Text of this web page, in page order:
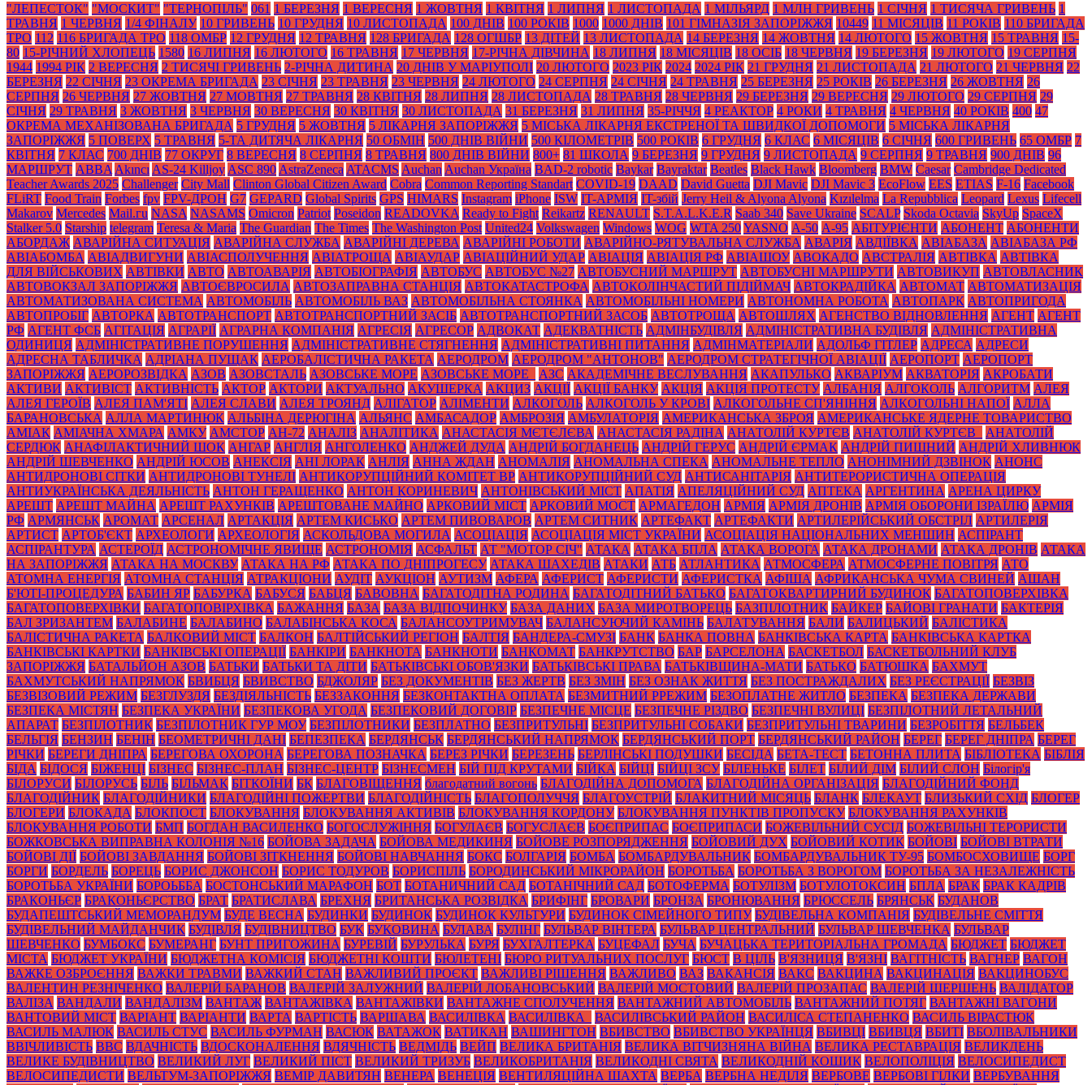
"ЛЕПЕСТОК" "МОСКИТ" "ТЕРНОПІЛЬ" 061 1 БЕРЕЗНЯ 1 ВЕРЕСНЯ 1 ЖОВТНЯ 1 КВІТНЯ 1 ЛИПНЯ 1 ЛИСТОПАДА 1 МІЛЬЯРД 1 МЛН ГРИВЕНЬ 1 СІЧНЯ 1 ТИСЯЧА ГРИВЕНЬ 1
ТРАВНЯ 1 ЧЕРВНЯ 1/4 ФІНАЛУ 10 ГРИВЕНЬ 10 ГРУДНЯ 10 ЛИСТОПАДА 100 ДНІВ 100 РОКІВ 1000 1000 ДНІВ 101 ГІМНАЗІЯ ЗАПОРІЖЖЯ 10449 11 МІСЯЦІВ 11 РОКІВ 110 БРИГАДА
ТРО 112 116 БРИГАДА ТРО 118 ОМБР 12 ГРУДНЯ 12 ТРАВНЯ 128 БРИГАДА 128 ОГШБР 13 ДІТЕЙ 13 ЛИСТОПАДА 14 БЕРЕЗНЯ 14 ЖОВТНЯ 14 ЛЮТОГО 15 ЖОВТНЯ 15 ТРАВНЯ 15-
80 15-РІЧНИЙ ХЛОПЕЦЬ 1580 16 ЛИПНЯ 16 ЛЮТОГО 16 ТРАВНЯ 17 ЧЕРВНЯ 17-РІЧНА ДІВЧИНА 18 ЛИПНЯ 18 МІСЯЦІВ 18 ОСІБ 18 ЧЕРВНЯ 19 БЕРЕЗНЯ 19 ЛЮТОГО 19 СЕРПНЯ
1944 1994 РІК 2 ВЕРЕСНЯ 2 ТИСЯЧІ ГРИВЕНЬ 2-РІЧНА ДИТИНА 20 ДНІВ У МАРІУПОЛІ 20 ЛЮТОГО 2023 РІК 2024 2024 РІК 21 ГРУДНЯ 21 ЛИСТОПАДА 21 ЛЮТОГО 21 ЧЕРВНЯ 22
БЕРЕЗНЯ 22 СІЧНЯ 23 ОКРЕМА БРИГАДА 23 СІЧНЯ 23 ТРАВНЯ 23 ЧЕРВНЯ 24 ЛЮТОГО 24 СЕРПНЯ 24 СІЧНЯ 24 ТРАВНЯ 25 БЕРЕЗНЯ 25 РОКІВ 26 БЕРЕЗНЯ 26 ЖОВТНЯ 26
СЕРПНЯ 26 ЧЕРВНЯ 27 ЖОВТНЯ 27 МОВТНЯ 27 ТРАВНЯ 28 КВІТНЯ 28 ЛИПНЯ 28 ЛИСТОПАДА 28 ТРАВНЯ 28 ЧЕРВНЯ 29 БЕРЕЗНЯ 29 ВЕРЕСНЯ 29 ЛЮТОГО 29 СЕРПНЯ 29
СІЧНЯ 29 ТРАВНЯ 3 ЖОВТНЯ 3 ЧЕРВНЯ 30 ВЕРЕСНЯ 30 КВІТНЯ 30 ЛИСТОПАДА 31 БЕРЕЗНЯ 31 ЛИПНЯ 35-РІЧЧЯ 4 РЕАКТОР 4 РОКИ 4 ТРАВНЯ 4 ЧЕРВНЯ 40 РОКІВ 400 47
ОКРЕМА МЕХАНІЗОВАНА БРИГАДА 5 ГРУДНЯ 5 ЖОВТНЯ 5 ЛІКАРНЯ ЗАПОРІЖЖЯ 5 МІСЬКА ЛІКАРНЯ ЕКСТРЕНОЇ ТА ШВИДКОЇ ДОПОМОГИ 5 МІСЬКА ЛІКАРНЯ
ЗАПОРІЖЖЯ 5 ПОВЕРХ 5 ТРАВНЯ 5-ТА ДИТЯЧА ЛІКАРНЯ 50 ОБМІН 500 ДНІВ ВІЙНИ 500 КІЛОМЕТРІВ 500 РОКІВ 6 ГРУДНЯ 6 КЛАС 6 МІСЯЦІВ 6 СІЧНЯ 600 ГРИВЕНЬ 65 ОМБР 7
КВІТНЯ 7 КЛАС 700 ДНІВ 77 ОКРУГ 8 ВЕРЕСНЯ 8 СЕРПНЯ 8 ТРАВНЯ 800 ДНІВ ВІЙНИ 800+ 81 ШКОЛА 9 БЕРЕЗНЯ 9 ГРУДНЯ 9 ЛИСТОПАДА 9 СЕРПНЯ 9 ТРАВНЯ 900 ДНІВ 96
МАРШРУТ ABBA Akıncı AS-24 Killjoy ASC 890 AstraZeneca ATACMS Auchan Auchan Україна BAD-2 robotic Baykar Bayraktar Beatles Black Нawk Bloomberg BMW Caesar Cambridge Dedicated
Teacher Awards 2025 Challenger City Mall Clinton Global Citizen Award Cobra Common Reporting Standart COVID-19 DAAD David Guetta DJI Mavic DJI Mavic 3 EcoFlow EES ETIAS F-16 Facebook
FLiRT Food Train Forbes fpv FPV-ДРОН G7 GEPARD Global Spirits GPS HIMARS Instagram iPhone ISW IT-АРМІЯ IT-збій Jerry Heil & Alyona Alyona Kızılelma La Repubblica Leopard Lexus Lifecell
Makarov Mercedes Mаil.гu NASA NASAMS Omicron Patriot Poseidon READOVKA Ready to Fight Reikartz RENAULT S.T.A.L.K.E.R Saab 340 Save Ukraine SCALP Skoda Octavia SkyUp SpaceX
Stalker 5.0 Starship telegram Teresa & Maria The Guardian The Times The Washington Post United24 Volkswagen Windows WOG WTA 250YASNO А-50 А-95 АБІТУРІЄНТИ АБОНЕНТ АБОНЕНТИ
АБОРДАЖ АВАРІЙНА СИТУАЦІЯ АВАРІЙНА СЛУЖБА АВАРІЙНІ ДЕРЕВА АВАРІЙНІ РОБОТИ АВАРІЙНО-РЯТУВАЛЬНА СЛУЖБА АВАРІЯ АВДІЇВКА АВІАБАЗА АВІАБАЗА РФ
АВІАБОМБА АВІАДВИГУНИ АВІАСПОЛУЧЕННЯ АВІАТРОЩА АВІАУДАР АВІАЦІЙНИЙ УДАР АВІАЦІЯ АВІАЦІЯ РФ АВІАШОУ АВОКАДО АВСТРАЛІЯ АВТІВКА АВТІВКА
ДЛЯ ВІЙСЬКОВИХ АВТІВКИ АВТО АВТОАВАРІЯ АВТОБІОГРАФІЯ АВТОБУС АВТОБУС №27 АВТОБУСНИЙ МАРШРУТ АВТОБУСНІ МАРШРУТИ АВТОВИКУП АВТОВЛАСНИК
АВТОВОКЗАЛ ЗАПОРІЖЖЯ АВТОЄВРОСИЛА АВТОЗАПРАВНА СТАНЦІЯ АВТОКАТАСТРОФА АВТОКОЛІНЧАСТИЙ ПІДІЙМАЧ АВТОКРАДІЙКА АВТОМАТ АВТОМАТИЗАЦІЯ
АВТОМАТИЗОВАНА СИСТЕМА АВТОМОБІЛЬ АВТОМОБІЛЬ ВАЗ АВТОМОБІЛЬНА СТОЯНКА АВТОМОБІЛЬНІ НОМЕРИ АВТОНОМНА РОБОТА АВТОПАРК АВТОПРИГОДА
АВТОПРОБІГ АВТОРКА АВТОТРАНСПОРТ АВТОТРАНСПОРТНИЙ ЗАСІБ АВТОТРАНСПОРТНИЙ ЗАСОБ АВТОТРОЩА АВТОШЛЯХ АГЕНСТВО ВІДНОВЛЕННЯ АГЕНТ АГЕНТ
РФ АГЕНТ ФСБ АГІТАЦІЯ АГРАРІЇ АГРАРНА КОМПАНІЯ АГРЕСІЯ АГРЕСОР АДВОКАТ АДЕКВАТНІСТЬ АДМІНБУДІВЛЯ АДМІНІСТРАТИВНА БУДІВЛЯ АДМІНІСТРАТИВНА
ОДИНИЦЯ АДМІНІСТРАТИВНЕ ПОРУШЕННЯ АДМІНІСТРАТИВНЕ СТЯГНЕННЯ АДМІНІСТРАТИВНІ ПИТАННЯ АДМІНМАТЕРІАЛИ АДОЛЬФ ГІТЛЕР АДРЕСА АДРЕСИ
АДРЕСНА ТАБЛИЧКА АДРІАНА ПУЩАК АЕРОБАЛІСТИЧНА РАКЕТА АЕРОДРОМ АЕРОДРОМ "АНТОНОВ" АЕРОДРОМ СТРАТЕГІЧНОЇ АВІАЦІЇ АЕРОПОРТ АЕРОПОРТ
ЗАПОРІЖЖЯ АЕРОРОЗВІДКА АЗОВ АЗОВСТАЛЬ АЗОВСЬКЕ МОРЕ АЗОВСЬКЕ МОРЕ_ АЗС АКАДЕМІЧНЕ ВЕСЛУВАННЯ АКАПУЛЬКО АКВАРІУМ АКВАТОРІЯ АКРОБАТИ
АКТИВИ АКТИВІСТ АКТИВНІСТЬ АКТОР АКТОРИ АКТУАЛЬНО АКУШЕРКА АКЦИЗ АКЦІЇ АКЦІЇ БАНКУ АКЦІЯ АКЦІЯ ПРОТЕСТУ АЛБАНІЯ АЛГОКОЛЬ АЛГОРИТМ АЛЕЯ
АЛЕЯ ГЕРОЇВ АЛЕЯ ПАМ'ЯТІ АЛЕЯ СЛАВИ АЛЕЯ ТРОЯНД АЛІГАТОР АЛІМЕНТИ АЛКОГОЛЬ АЛКОГОЛЬ У КРОВІ АЛКОГОЛЬНЕ СП'ЯНІННЯ АЛКОГОЛЬНІ НАПОЇ АЛЛА
БАРАНОВСЬКА АЛЛА МАРТИНЮК АЛЬБІНА ДЕРЮГІНА АЛЬЯНС АМБАСАДОР АМБРОЗІЯ АМБУЛАТОРІЯ АМЕРИКАНСЬКА ЗБРОЯ АМЕРИКАНСЬКЕ ЯДЕРНЕ ТОВАРИСТВО
АМІАК АМІАЧНА ХМАРА АМКУ АМСТОР АН-72 АНАЛІЗ АНАЛІТИКА АНАСТАСІЯ МЄТЄЛЄВА АНАСТАСІЯ РАДІНА АНАТОЛІЙ КУРТЄВ АНАТОЛІЙ КУРТЄВ_
АНАТОЛІЙ
СЕРДЮК АНАФІЛАКТИЧНИЙ ШОК АНГАР АНГЛІЯ АНГОЛЕНКО АНДЖЕЙ ДУДА АНДРІЙ БОГДАНЕЦЬ АНДРІЙ ГЕРУС АНДРІЙ ЄРМАК АНДРІЙ ПИШНИЙ АНДРІЙ ХЛИВНЮК
АНДРІЙ ШЕВЧЕНКО АНДРІЙ ЮСОВ АНЕКСІЯ АНІ ЛОРАК АНЛІЯ АННА ЖДАН АНОМАЛІЯ АНОМАЛЬНА СПЕКА АНОМАЛЬНЕ ТЕПЛО АНОНІМНИЙ ДЗВІНОК АНОНС
АНТИДРОНОВІ СІТКИ АНТИДРОНОВІ ТУНЕЛІ АНТИКОРУПЦІЙНИЙ КОМІТЕТ ВР АНТИКОРУПЦІЙНИЙ СУД АНТИСАНІТАРІЯ АНТИТЕРОРИСТИЧНА ОПЕРАЦІЯ
АНТИУКРАЇНСЬКА ДЕЯЛЬНІСТЬ АНТОН ГЕРАЩЕНКО АНТОН КОРИНЕВИЧ АНТОНІВСЬКИЙ МІСТ АПАТІЯ АПЕЛЯЦІЙНИЙ СУД АПТЕКА АРГЕНТИНА АРЕНА ЦИРКУ
АРЕШТ АРЕШТ МАЙНА АРЕШТ РАХУНКІВ АРЕШТОВАНЕ МАЙНО АРКОВИЙ МІСТ АРКОВИЙ МОСТ АРМАГЕДОН АРМІЯ АРМІЯ ДРОНІВ АРМІЯ ОБОРОНИ ІЗРАЇЛЮ АРМІЯ
РФ АРМЯНСЬК АРОМАТ АРСЕНАЛ АРТАКЦІЯ АРТЕМ КИСЬКО АРТЕМ ПИВОВАРОВ АРТЕМ СИТНИК АРТЕФАКТ АРТЕФАКТИ АРТИЛЕРІЙСЬКИЙ ОБСТРІЛ АРТИЛЕРІЯ
АРТИСТ АРТОБ'ЄКТ АРХЕОЛОГИ АРХЕОЛОГІЯ АСКОЛЬДОВА МОГИЛА АСОЦІАЦІЯ АСОЦІАЦІЯ МІСТ УКРАЇНИ АСОЦІАЦІЯ НАЦІОНАЛЬНИХ МЕНШИН АСПІРАНТ
АСПІРАНТУРА АСТЕРОЇД АСТРОНОМІЧНЕ ЯВИЩЕ АСТРОНОМІЯ АСФАЛЬТ АТ "МОТОР СІЧ" АТАКА АТАКА БПЛА АТАКА ВОРОГА АТАКА ДРОНАМИ АТАКА ДРОНІВ АТАКА
НА ЗАПОРІЖЖЯ АТАКА НА МОСКВУ АТАКА НА РФ АТАКА ПО ДНІПРОГЕСУ АТАКА ШАХЕДІВ АТАКИ АТБ АТЛАНТИКА АТМОСФЕРА АТМОСФЕРНЕ ПОВІТРЯ АТО
АТОМНА ЕНЕРГІЯ АТОМНА СТАНЦІЯ АТРАКЦІОНИ АУДІТ АУКЦІОН АУТИЗМ АФЕРА АФЕРИСТ АФЕРИСТИ АФЕРИСТКА АФІША АФРИКАНСЬКА ЧУМА СВИНЕЙ АШАН
Б'ЮТІ-ПРОЦЕДУРА БАБИН ЯР БАБУРКА БАБУСЯ БАБЦЯ БАВОВНА БАГАТОДІТНА РОДИНА БАГАТОДІТНИЙ БАТЬКО БАГАТОКВАРТИРНИЙ БУДИНОК БАГАТОПОВЕРХІВКА
БАГАТОПОВЕРХІВКИ БАГАТОПОВІРХІВКА БАЖАННЯ БАЗА БАЗА ВІДПОЧИНКУ БАЗА ДАНИХ БАЗА МИРОТВОРЕЦЬ БАЗПІЛОТНИК БАЙКЕР БАЙОВІ ГРАНАТИ БАКТЕРІЯ
БАЛ ЗРИЗАНТЕМ БАЛАБИНЕ БАЛАБИНО БАЛАБІНСЬКА КОСА БАЛАНСОУТРИМУВАЧ БАЛАНСУЮЧИЙ КАМІНЬ БАЛАТУВАННЯ БАЛИ БАЛИЦЬКИЙ БАЛІСТИКА
БАЛІСТИЧНА РАКЕТА БАЛКОВИЙ МІСТ БАЛКОН БАЛТІЙСЬКИЙ РЕГІОН БАЛТІЯ БАНДЕРА-СМУЗІ БАНК БАНКА ПОВНА БАНКІВСЬКА КАРТА БАНКІВСЬКА КАРТКА
БАНКІВСЬКІ КАРТКИ БАНКІВСЬКІ ОПЕРАЦІЇ БАНКІРИ БАНКНОТА БАНКНОТИ БАНКОМАТ БАНКРУТСТВО БАР БАРСЕЛОНА БАСКЕТБОЛ БАСКЕТБОЛЬНИЙ КЛУБ
ЗАПОРІЖЖЯ БАТАЛЬЙОН АЗОВ БАТЬКИ БАТЬКИ ТА ДІТИ БАТЬКІВСЬКІ ОБОВ'ЯЗКИ БАТЬКІВСЬКІ ПРАВА БАТЬКІВЩИНА-МАТИ БАТЬКО БАТЮШКА БАХМУТ
БАХМУТСЬКИЙ НАПРЯМОК БВИБЦЯ БВИВСТВО БДЖОЛЯР БЕЗ ДОКУМЕНТІВ БЕЗ ЖЕРТВ БЕЗ ЗМІН БЕЗ ОЗНАК ЖИТТЯ БЕЗ ПОСТРАЖДАЛИХ БЕЗ РЕЄСТРАЦІЇ БЕЗВІЗ
БЕЗВІЗОВИЙ РЕЖИМ БЕЗГЛУЗДЯ БЕЗДІЯЛЬНІСТЬ БЕЗЗАКОННЯ БЕЗКОНТАКТНА ОПЛАТА БЕЗМИТНИЙ РРЕЖИМ БЕЗОПЛАТНЕ ЖИТЛО БЕЗПЕКА БЕЗПЕКА ДЕРЖАВИ
БЕЗПЕКА МІСТЯН БЕЗПЕКА УКРАЇНИ БЕЗПЕКОВА УГОДА БЕЗПЕКОВИЙ ДОГОВІР БЕЗПЕЧНЕ МІСЦЕ БЕЗПЕЧНЕ РІЗДВО БЕЗПЕЧНІ ВУЛИЦІ БЕЗПІЛОТНИЙ ЛЕТАЛЬНИЙ
АПАРАТ БЕЗПІЛОТНИК БЕЗПІЛОТНИК ГУР МОУ БЕЗПІЛОТНИКИ БЕЗПЛАТНО БЕЗПРИТУЛЬНІ БЕЗПРИТУЛЬНІ СОБАКИ БЕЗПРИТУЛЬНІ ТВАРИНИ БЕЗРОБІТТЯ БЕЛЬБЕК
БЕЛЬГІЯ БЕНЗИН БЕНІН БЕОМЕТРИЧНІ ДАНІ БЕПЕЗПЕКА БЕРДЯНСЬК БЕРДЯНСЬКИЙ НАПРЯМОК БЕРДЯНСЬКИЙ ПОРТ БЕРДЯНСЬКИЙ РАЙОН БЕРЕГ БЕРЕГ ДНІПРА БЕРЕГ
РІЧКИ БЕРЕГИ ДНІПРА БЕРЕГОВА ОХОРОНА БЕРЕГОВА ПОЗНАЧКА БЕРЕЗ РІЧКИ БЕРЕЗЕНЬ БЕРЛІНСЬКІ ПОДУШКИ БЕСІДА БЕТА-ТЕСТ БЕТОННА ПЛИТА БІБЛІОТЕКА БІБЛІЯ
БІДА БІДОСЯ БІЖЕНЦІ БІЗНЕС БІЗНЕС-ПЛАН БІЗНЕС-ЦЕНТР БІЗНЕСМЕН БІЙ ПІД КРУТАМИ БІЙКА БІЙЦІ БІЙЦІ ЗСУ БІЛЕНЬКЕ БІЛЕТ БІЛИЙ ДІМ БІЛИЙ СЛОН Білогір'я
БІЛОРУСИ БІЛОРУСЬ БІЛЬ БІЛЬМАК БІТКОЇНИ БК БЛАГОВІЩЕННЯ благодатний вогонь БЛАГОДІЙНА ДОПОМОГА БЛАГОДІЙНА ОРГАНІЗАЦІЯ БЛАГОДІЙНИЙ ФОНД
БЛАГОДІЙНИК БЛАГОДІЙНИКИ БЛАГОДІЙНІ ПОЖЕРТВИ БЛАГОДІЙНІСТЬ БЛАГОПОЛУЧЧЯ БЛАГОУСТРІЙ БЛАКИТНИЙ МІСЯЦЬ БЛАНК БЛЕКАУТ БЛИЗЬКИЙ СХІД БЛОГЕР
БЛОГЕРИ БЛОКАДА БЛОКПОСТ БЛОКУВАННЯ БЛОКУВАННЯ АКТИВІВ БЛОКУВАННЯ КОРДОНУ БЛОКУВАННЯ ПУНКТІВ ПРОПУСКУ БЛОКУВАННЯ РАХУНКІВ
БЛОКУВАННЯ РОБОТИ БМП БОГДАН ВАСИЛЕНКО БОГОСЛУЖІННЯ БОГУЛАЄВ БОГУСЛАЄВ БОЄПРИПАС БОЄПРИПАСИ БОЖЕВІЛЬНИЙ СУСІД БОЖЕВІЛЬНІ ТЕРОРИСТИ
БОЖКОВСЬКА ВИПРАВНА КОЛОНІЯ №16 БОЙОВА ЗАДАЧА БОЙОВА МЕДИКИНЯ БОЙОВЕ РОЗПОРЯДЖЕННЯ БОЙОВИЙ ДУХ БОЙОВИЙ КОТИК БОЙОВІ БОЙОВІ ВТРАТИ
БОЙОВІ ДІЇ БОЙОВІ ЗАВДАННЯ БОЙОВІ ЗІТКНЕННЯ БОЙОВІ НАВЧАННЯ БОКС БОЛГАРІЯ БОМБА БОМБАРДУВАЛЬНИК БОМБАРДУВАЛЬНИК ТУ-95 БОМБОСХОВИЩЕ БОРГ
БОРГИ БОРДЕЛЬ БОРЕЦЬ БОРИС ДЖОНСОН БОРИС ТОДУРОВ БОРИСПІЛЬ БОРОДИНСЬКИЙ МІКРОРАЙОН БОРОТЬБА БОРОТЬБА З ВОРОГОМ БОРОТЬБА ЗА НЕЗАЛЕЖНІСТЬ
БОРОТЬБА УКРАЇНИ БОРОЬББА БОСТОНСЬКИЙ МАРАФОН БОТ БОТАНИЧНИЙ САД БОТАНІЧНИЙ САД БОТОФЕРМА БОТУЛІЗМ БОТУЛОТОКСИН БПЛА БРАК БРАК КАДРІВ
БРАКОНЬЄР БРАКОНЬЄРСТВО БРАТ БРАТИСЛАВА БРЕХНЯ БРИТАНСЬКА РОЗВІДКА БРИФІНГ БРОВАРИ БРОНЗА БРОНЮВАННЯ БРЮССЕЛЬ БРЯНСЬК БУДАНОВ
БУДАПЕШТСЬКИЙ МЕМОРАНДУМ БУДЕ ВЕСНА БУДИНКИ БУДИНОК БУДИНОК КУЛЬТУРИ БУДИНОК СІМЕЙНОГО ТИПУ БУДІВЕЛЬНА КОМПАНІЯ БУДІВЕЛЬНЕ СМІТТЯ
БУДІВЕЛЬНИЙ МАЙДАНЧИК БУДІВЛЯ БУДІВНИЦТВО БУК БУКОВИНА БУЛАВА БУЛІНГ БУЛЬВАР ВІНТЕРА БУЛЬВАР ЦЕНТРАЛЬНИЙ БУЛЬВАР ШЕВЧЕНКА БУЛЬВАР
ШЕВЧЕНКО БУМБОКС БУМЕРАНГ БУНТ ПРИГОЖИНА БУРЕВІЙ БУРУЛЬКА БУРЯ БУХГАЛТЕРКА БУЦЕФАЛ БУЧА БУЧАЦЬКА ТЕРИТОРІАЛЬНА ГРОМАДА БЮДЖЕТ БЮДЖЕТ
МІСТА БЮДЖЕТ УКРАЇНИ БЮДЖЕТНА КОМІСІЯ БЮДЖЕТНІ КОШТИ БЮЛЕТЕНІ БЮРО РИТУАЛЬНИХ ПОСЛУГ БЮСТ В ЦІЛЬ В'ЯЗНИЦЯ В'ЯЗНІ ВАГІТНІСТЬ ВАГНЕР ВАГОН
ВАЖКЕ ОЗБРОЄННЯ ВАЖКИ ТРАВМИ ВАЖКИЙ СТАН ВАЖЛИВИЙ ПРОЄКТ ВАЖЛИВІ РІШЕННЯ ВАЖЛИВО ВАЗ ВАКАНСІЯ ВАКС ВАКЦИНА ВАКЦИНАЦІЯ ВАКЦИНОБУС
ВАЛЕНТИН РЕЗНІЧЕНКО ВАЛЕРІЙ БАРАНОВ ВАЛЕРІЙ ЗАЛУЖНИЙ ВАЛЕРІЙ ЛОБАНОВСЬКИЙ ВАЛЕРІЙ МОСТОВИЙ ВАЛЕРІЙ ПРОЗАПАС ВАЛЕРІЙ ШЕРШЕНЬ ВАЛІДАТОР
ВАЛІЗА ВАНДАЛИ ВАНДАЛІЗМ ВАНТАЖ ВАНТАЖІВКА ВАНТАЖІВКИ ВАНТАЖНЕ СПОЛУЧЕННЯ ВАНТАЖНИЙ АВТОМОБІЛЬ ВАНТАЖНИЙ ПОТЯГ ВАНТАЖНІ ВАГОНИ
ВАНТОВИЙ МІСТ ВАРІАНТ ВАРІАНТИ ВАРТА ВАРТІСТЬ ВАРШАВА ВАСИЛІВКА ВАСИЛІВКА_ ВАСИЛІВСЬКИЙ РАЙОН ВАСИЛІСА СТЕПАНЕНКО ВАСИЛЬ ВІРАСТЮК
ВАСИЛЬ МАЛЮК ВАСИЛЬ СТУС ВАСИЛЬ ФУРМАН ВАСЮК ВАТАЖОК ВАТИКАН ВАШИНГТОН ВБИВСТВО ВБИВСТВО УКРАЇНЦЯ ВБИВЦІ ВБИВЦЯ ВБИТІ ВБОЛІВАЛЬНИКИ
ВВІЧЛИВІСТЬ ВВС ВДАЧНІСТЬ ВДОСКОНАЛЕННЯ ВДЯЧНІСТЬ ВЕДМІДЬ ВЕЙП ВЕЛИКА БРИТАНІЯ ВЕЛИКА ВІТЧИЗНЯНА ВІЙНА ВЕЛИКА РЕСТАВРАЦІЯ ВЕЛИКДЕНЬ
ВЕЛИКЕ БУДІВНИЦТВО ВЕЛИКИЙ ЛУГ ВЕЛИКИЙ ПІСТ ВЕЛИКИЙ ТРИЗУБ ВЕЛИКОБРИТАНІЯ ВЕЛИКОДНІ СВЯТА ВЕЛИКОДНІЙ КОШИК ВЕЛОПОЛІЦІЯ ВЕЛОСИПЕДИСТ
ВЕЛОСИПЕДИСТИ ВЕЛЬТУМ-ЗАПОРІЖЖЯ ВЕМІР ДАВИТЯН ВЕНЕРА ВЕНЕЦІЯ ВЕНТИЛЯЦІЙНА ШАХТА ВЕРБА ВЕРБНА НЕДІЛЯ ВЕРБОВЕ ВЕРБОВІ ГІЛКИ ВЕРБУВАННЯ